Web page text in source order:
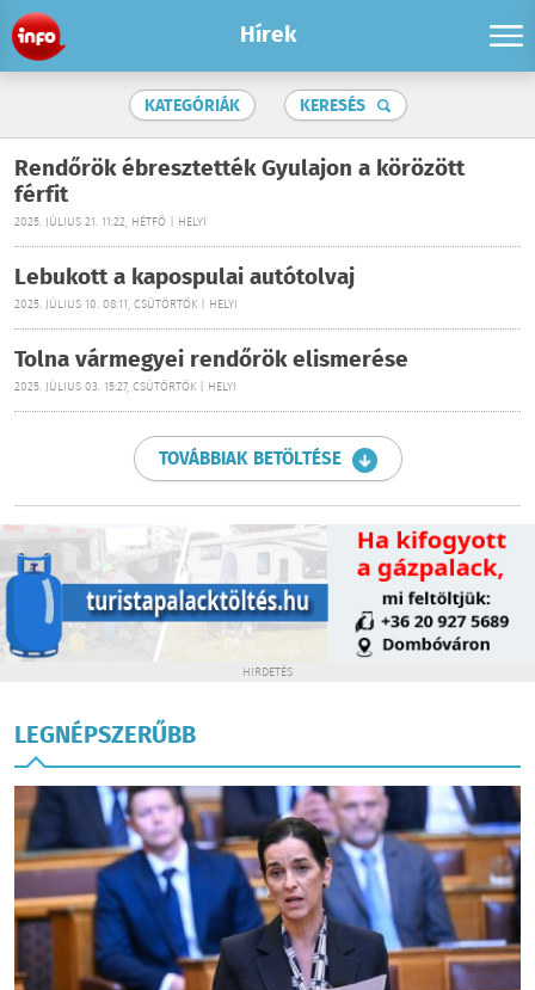
Hírek
KATEGÓRIÁK KERESÉS
Rendőrök ébresztették Gyulajon a körözött
férfit
2025. JÚLIUS 21. 11:22, HÉTFŐ | HELYI
Lebukott a kapospulai autótolvaj
2025. JÚLIUS 10. 08:11, CSÜTÖRTÖK | HELYI
Tolna vármegyei rendőrök elismerése
2025. JÚLIUS 03. 15:27, CSÜTÖRTÖK | HELYI
TOVÁBBIAK BETÖLTÉSE
HIRDETÉS
LEGNÉPSZERŰBB